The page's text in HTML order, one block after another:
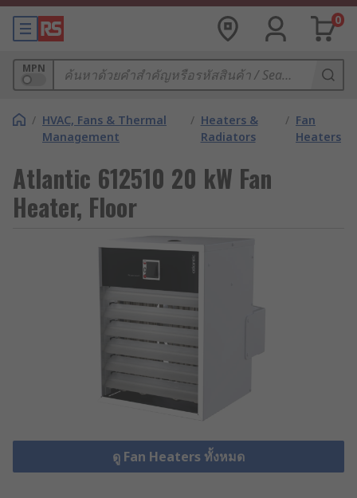
0
MPN
/ HVAC, Fans & Thermal
Management
/ Heaters &
Radiators
/ Fan
Heaters
Atlantic 612510 20 kW Fan
Heater, Floor
ดู Fan Heaters ทั้งหมด